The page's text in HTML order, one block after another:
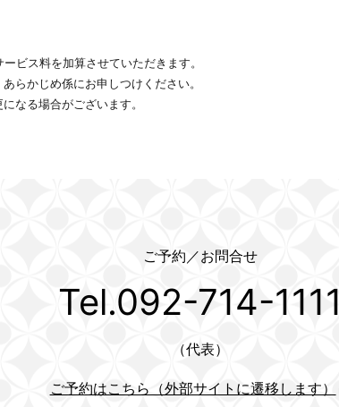
ビス料を加算させていただきます。
らかじめ係にお申しつけください。
なる場合がございます。
ご予約／お問合せ
Tel.092-714-1111
（代表）
ご予約はこちら（外部サイトに遷移します）